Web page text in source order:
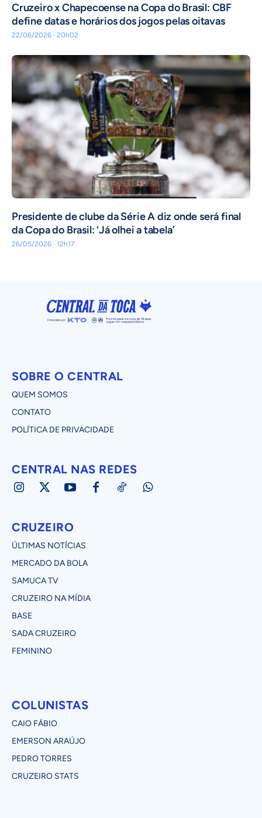
Cruzeiro x Chapecoense na Copa do Brasil: CBF
define datas e horários dos jogos pelas oitavas
22/06/2026 · 20h02
Presidente de clube da Série A diz onde será final
da Copa do Brasil: ‘Já olhei a tabela’
26/05/2026 · 12h17
SOBRE O CENTRAL
QUEM SOMOS
CONTATO
POLÍTICA DE PRIVACIDADE
CENTRAL NAS REDES
CRUZEIRO
ÚLTIMAS NOTÍCIAS
MERCADO DA BOLA
SAMUCA TV
CRUZEIRO NA MÍDIA
BASE
SADA CRUZEIRO
FEMININO
COLUNISTAS
CAIO FÁBIO
EMERSON ARAÚJO
PEDRO TORRES
CRUZEIRO STATS